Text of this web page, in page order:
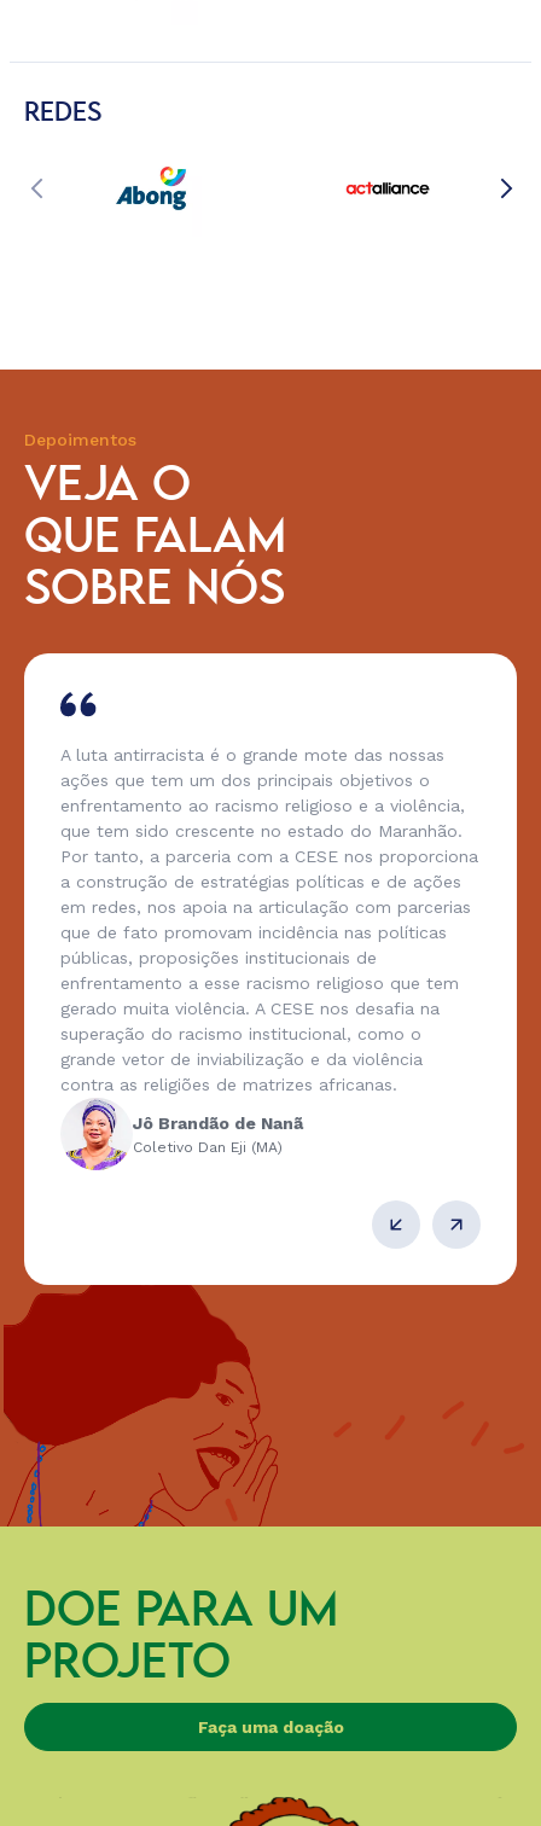
REDES
Depoimentos
VEJA O
QUE FALAM
SOBRE NÓS
A luta antirracista é o grande mote das nossas
ações que tem um dos principais objetivos o
enfrentamento ao racismo religioso e a violência,
que tem sido crescente no estado do Maranhão.
Por tanto, a parceria com a CESE nos proporciona
a construção de estratégias políticas e de ações
em redes, nos apoia na articulação com parcerias
que de fato promovam incidência nas políticas
públicas, proposições institucionais de
enfrentamento a esse racismo religioso que tem
gerado muita violência. A CESE nos desafia na
superação do racismo institucional, como o
grande vetor de inviabilização e da violência
contra as religiões de matrizes africanas.
Jô Brandão de Nanã
Coletivo Dan Eji (MA)
DOE PARA UM
PROJETO
Faça uma doação